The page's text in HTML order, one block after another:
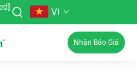
VI
Nhận Báo Giá